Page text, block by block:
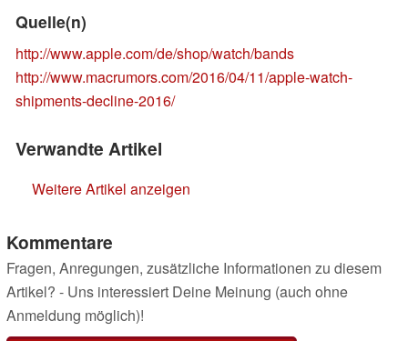
Quelle(n)
http://www.apple.com/de/shop/watch/bands
http://www.macrumors.com/2016/04/11/apple-watch-
shipments-decline-2016/
Verwandte Artikel
Weitere Artikel anzeigen
Kommentare
Fragen, Anregungen, zusätzliche Informationen zu diesem
Artikel? - Uns interessiert Deine Meinung (auch ohne
Anmeldung möglich)!